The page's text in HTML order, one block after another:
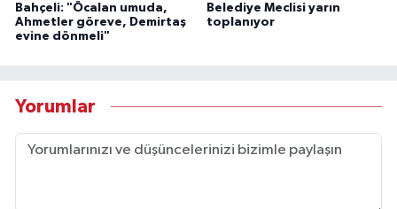
Bahçeli: "Öcalan umuda,
Ahmetler göreve, Demirtaş
evine dönmeli"
Belediye Meclisi yarın
toplanıyor
Yorumlar